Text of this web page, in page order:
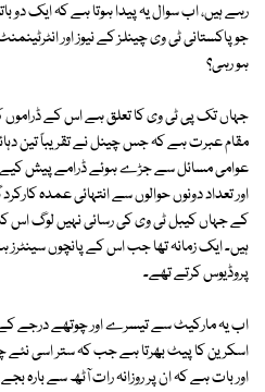
رہے ہیں، اب سوال یہ پیدا ہوتا ہے کہ ایک دو
جو پاکستانی ٹی وی چینلز کے نیوز اور
ہو رہی؟
جہاں تک پی ٹی وی کا تعلق ہے اس کے
مقام عبرت ہے کہ جس چینل نے تقریباً تین
عوامی مسائل سے جڑے ہوئے ڈرامے پیش کیے
اور تعداد دونوں حوالوں سے انتہائی عمدہ
کے جہاں کیبل ٹی وی کی رسائی نہیں لوگ اس
پروڈیوس کرتے تھے۔
اب یہ مارکیٹ سے تیسرے اور چوتھے درجے کے
اور بات ہے کہ ان پر روزانہ رات آٹھ سے بارہ